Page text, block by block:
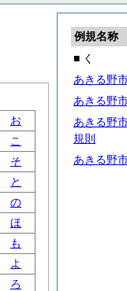
例規名称
■ く
あきる野
あきる野
あきる野
規則
あきる野
お
こ
そ
と
の
ほ
も
よ
ろ